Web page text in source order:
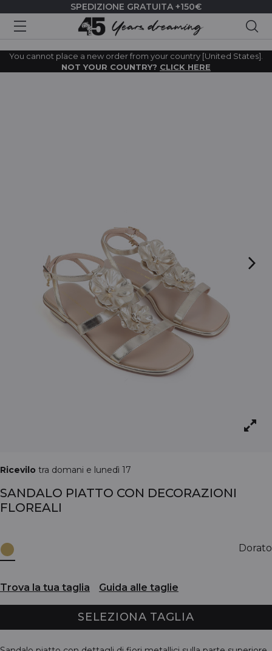
SPEDIZIONE GRATUITA +150€
You cannot place a new order from your country [United States].
NOT YOUR COUNTRY? CLICK HERE
Ricevilo tra domani e lunedì 17
SANDALO PIATTO CON DECORAZIONI
FLOREALI
Dorato
Trova la tua taglia Guida alle taglie
SELEZIONA TAGLIA